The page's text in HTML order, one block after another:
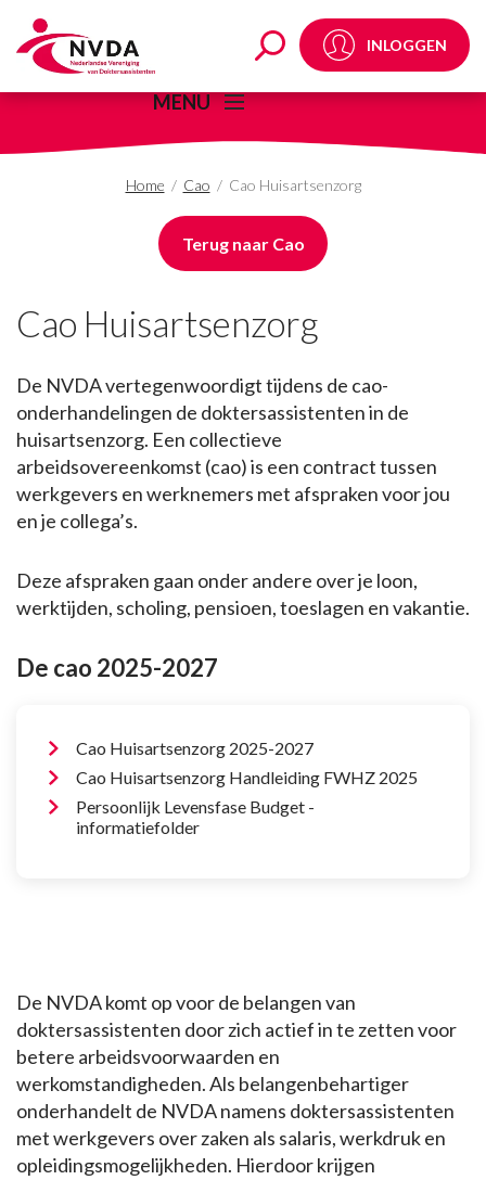
Cao Huisartsenzorg -
INLOGGEN
MENU
Home / Cao / Cao Huisartsenzorg
Terug naar Cao
Cao Huisartsenzorg
De NVDA vertegenwoordigt tijdens de cao-
onderhandelingen de doktersassistenten in de
huisartsenzorg. Een collectieve
arbeidsovereenkomst (cao) is een contract tussen
werkgevers en werknemers met afspraken voor jou
en je collega’s.
Deze afspraken gaan onder andere over je loon,
werktijden, scholing, pensioen, toeslagen en vakantie.
De cao 2025-2027
Cao Huisartsenzorg 2025-2027
Cao Huisartsenzorg Handleiding FWHZ 2025
Persoonlijk Levensfase Budget -
informatiefolder
De NVDA komt op voor de belangen van
doktersassistenten door zich actief in te zetten voor
betere arbeidsvoorwaarden en
werkomstandigheden. Als belangenbehartiger
onderhandelt de NVDA namens doktersassistenten
met werkgevers over zaken als salaris, werkdruk en
opleidingsmogelijkheden. Hierdoor krijgen